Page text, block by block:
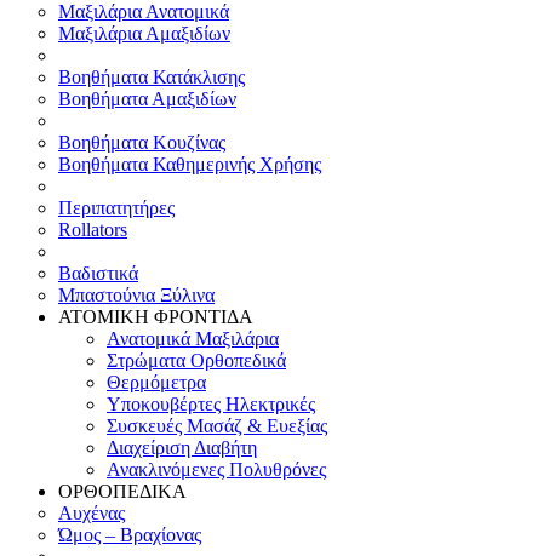
Μαξιλάρια Ανατομικά
Μαξιλάρια Αμαξιδίων
Βοηθήματα Κατάκλισης
Βοηθήματα Αμαξιδίων
Βοηθήματα Κουζίνας
Βοηθήματα Καθημερινής Χρήσης
Περιπατητήρες
Rollators
Βαδιστικά
Μπαστούνια Ξύλινα
ΑΤΟΜΙΚΗ ΦΡΟΝΤΙΔΑ
Ανατομικά Μαξιλάρια
Στρώματα Ορθοπεδικά
Θερμόμετρα
Υποκουβέρτες Ηλεκτρικές
Συσκευές Μασάζ & Ευεξίας
Διαχείριση Διαβήτη
Ανακλινόμενες Πολυθρόνες
ΟΡΘΟΠΕΔΙΚΑ
Αυχένας
Ώμος – Βραχίονας